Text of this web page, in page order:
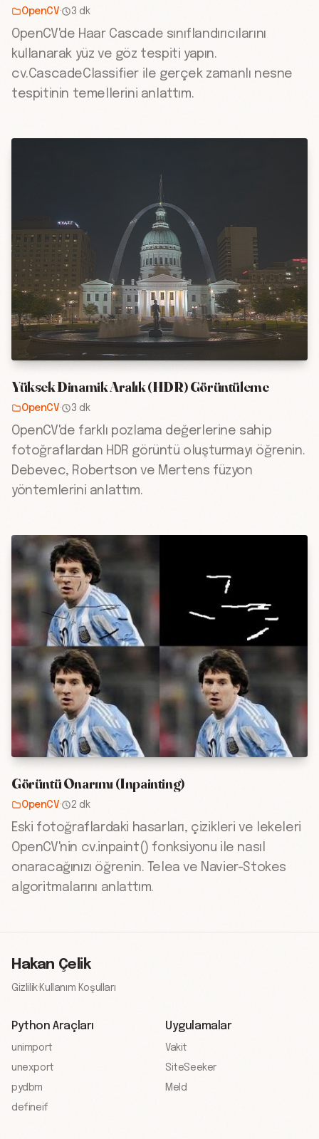
OpenCV· 3 dk
OpenCV'de Haar Cascade sınıflandırıcılarını
kullanarak yüz ve göz tespiti yapın.
cv.CascadeClassifier ile gerçek zamanlı nesne
tespitinin temellerini anlattım.
Yüksek Dinamik Aralık (HDR) Görüntüleme
OpenCV· 3 dk
OpenCV'de farklı pozlama değerlerine sahip
fotoğraflardan HDR görüntü oluşturmayı öğrenin.
Debevec, Robertson ve Mertens füzyon
yöntemlerini anlattım.
Görüntü Onarımı (Inpainting)
OpenCV· 2 dk
Eski fotoğraflardaki hasarları, çizikleri ve lekeleri
OpenCV'nin cv.inpaint() fonksiyonu ile nasıl
onaracağınızı öğrenin. Telea ve Navier-Stokes
algoritmalarını anlattım.
Hakan Çelik
Gizlilik·Kullanım Koşulları
Python Araçları
unimport
unexport
pydbm
defineif
Uygulamalar
Vakit
SiteSeeker
Meld